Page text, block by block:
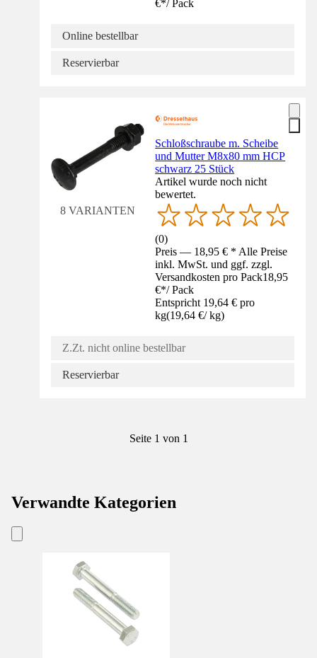
€*/ Pack
Online bestellbar
Reservierbar
8 VARIANTEN
Schloßschraube m. Scheibe
und Mutter M8x80 mm HCP
schwarz 25 Stück
Artikel wurde noch nicht
bewertet.
(0)
Preis — 18,95 € * Alle Preise
inkl. MwSt. und ggf. zzgl.
Versandkosten pro Pack18,95
€*/ Pack
Entspricht 19,64 € pro
kg(19,64 €/ kg)
Z.Zt. nicht online bestellbar
Reservierbar
Seite 1 von 1
Verwandte Kategorien